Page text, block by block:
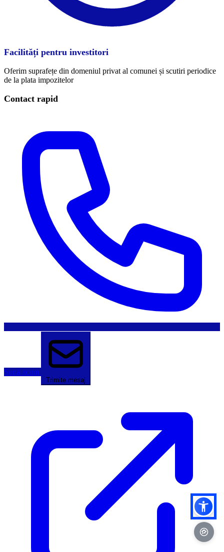
Facilități pentru investitori
Oferim suprafețe din domeniul privat al comunei și scutiri periodice
de la plata impozitelor
Contact rapid
Sună acum
Trimite mesaj